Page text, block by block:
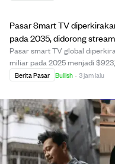
Pasar Smart TV
pada 2035, didorong
AI
Pasar smart TV global
miliar pada 2025 menjadi
dengan CAGR 13,53%.
akses internet 5G dan fiber
Berita Pasar Bullish · 3 jam lalu